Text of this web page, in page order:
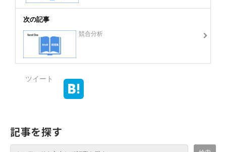
次の記事
競合分析
ツイート
記事を探す